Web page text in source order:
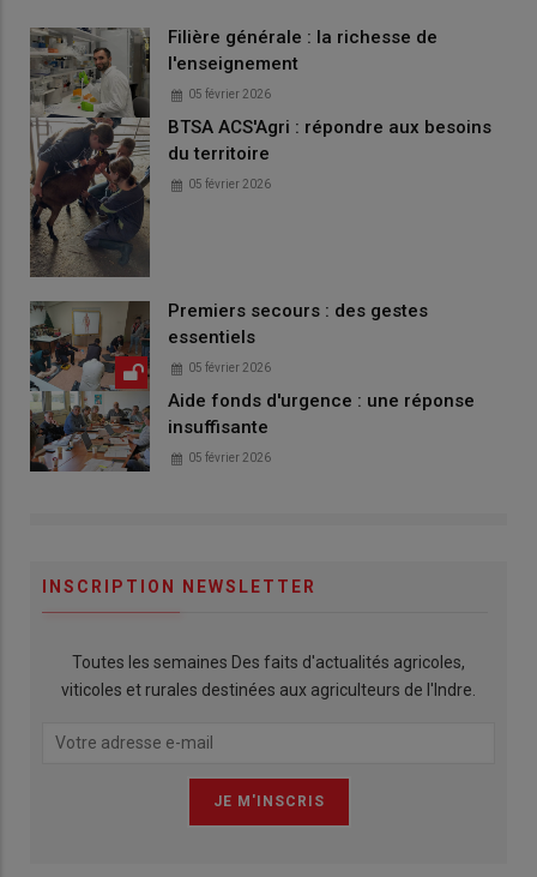
Filière générale : la richesse de
l'enseignement
05 février 2026
BTSA ACS'Agri : répondre aux besoins
du territoire
05 février 2026
Premiers secours : des gestes
essentiels
05 février 2026
Aide fonds d'urgence : une réponse
insuffisante
05 février 2026
INSCRIPTION NEWSLETTER
Toutes les semaines Des faits d'actualités agricoles,
viticoles et rurales destinées aux agriculteurs de l'Indre.